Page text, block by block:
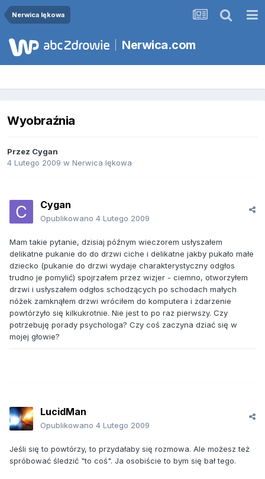
Nerwica lękowa
Nerwica.com
Wyobraźnia
Przez Cygan
4 Lutego 2009 w Nerwica lękowa
Cygan
Opublikowano 4 Lutego 2009
Mam takie pytanie, dzisiaj późnym wieczorem usłyszałem
delikatne pukanie do do drzwi ciche i delikatne jakby pukało małe
dziecko (pukanie do drzwi wydaje charakterystyczny odgłos
trudno je pomylić) spojrzałem przez wizjer - ciemno, otworzyłem
drzwi i usłyszałem odgłos schodzących po schodach małych
nóżek zamknąłem drzwi wróciłem do komputera i zdarzenie
powtórzyło się kilkukrotnie. Nie jest to po raz pierwszy. Czy
potrzebuję porady psychologa? Czy coś zaczyna dziać się w
mojej głowie?
LucidMan
Opublikowano 4 Lutego 2009
Jeśli się to powtórzy, to przydałaby się rozmowa. Ale możesz też
spróbować śledzić "to coś". Ja osobiście to bym się bał tego.